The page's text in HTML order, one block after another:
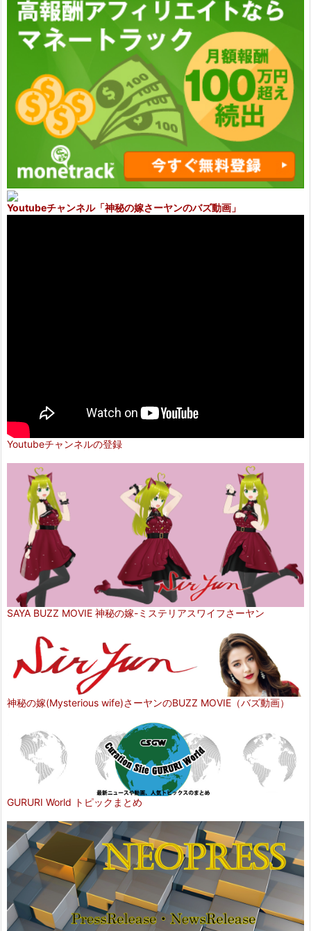
Youtubeチャンネル「神秘の嫁さーヤンのバズ動画」
Youtubeチャンネルの登録
SAYA BUZZ MOVIE 神秘の嫁-ミステリアスワイフさーヤン
神秘の嫁(Mysterious wife)さーヤンのBUZZ MOVIE（バズ動画）
GURURI World トピックまとめ